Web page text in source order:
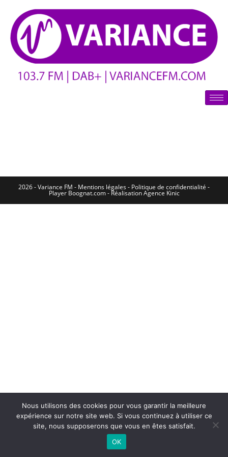
2026 - Variance FM - Mentions légales - Politique de confidentialité -
Player Boognat.com- RéalisationAgence Kinic
Nous utilisons des cookies pour vous garantir la meilleure
expérience sur notre site web. Si vous continuez à utiliser ce
site, nous supposerons que vous en êtes satisfait.
OK